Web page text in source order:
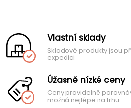
Vlastní sklady
Skladové produkty jsou
expedici
Úžasně nízké ceny
Ceny pravidelně
možná nejlépe na trhu